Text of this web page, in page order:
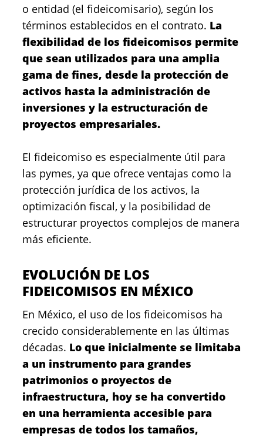
o entidad (el fideicomisario), según los
términos establecidos en el contrato. La
flexibilidad de los fideicomisos permite
que sean utilizados para una amplia
gama de fines, desde la protección de
activos hasta la administración de
inversiones y la estructuración de
proyectos empresariales.
El fideicomiso es especialmente útil para
las pymes, ya que ofrece ventajas como la
protección jurídica de los activos, la
optimización fiscal, y la posibilidad de
estructurar proyectos complejos de manera
más eficiente.
EVOLUCIÓN DE LOS
FIDEICOMISOS EN MÉXICO
En México, el uso de los fideicomisos ha
crecido considerablemente en las últimas
décadas. Lo que inicialmente se limitaba
a un instrumento para grandes
patrimonios o proyectos de
infraestructura, hoy se ha convertido
en una herramienta accesible para
empresas de todos los tamaños,